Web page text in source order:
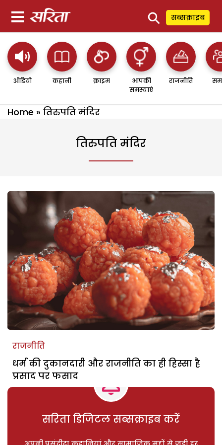
⚲ सब्सक्राइब
ऑडियो कहानी क्राइम
आपकी
समस्याएं
राजनीति
Home » तिरुपति मंदिर
तिरुपति मंदिर
राजनीति
धर्म की दुकानदारी और राजनीति का ही हिस्सा है
प्रसाद पर फसाद
सरिता डिजिटल सब्सक्राइब करें